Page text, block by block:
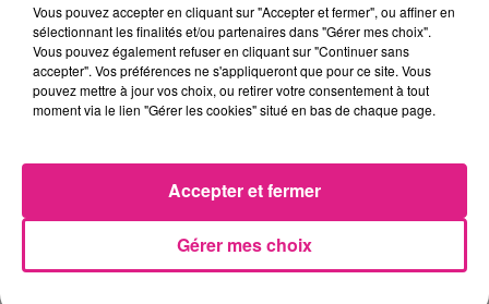
Vous pouvez accepter en cliquant sur "Accepter et fermer", ou affiner en
sélectionnant les finalités et/ou partenaires dans "Gérer mes choix".
Vous pouvez également refuser en cliquant sur "Continuer sans
accepter". Vos préférences ne s'appliqueront que pour ce site. Vous
pouvez mettre à jour vos choix, ou retirer votre consentement à tout
moment via le lien "Gérer les cookies" situé en bas de chaque page.
Gérer mes choix
Accepter et fermer